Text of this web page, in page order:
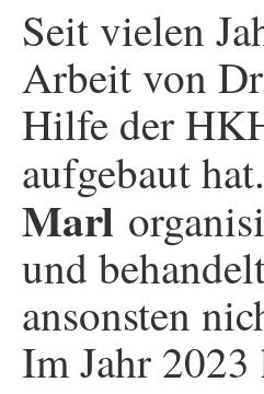
Seit vielen
Arbeit von
Hilfe der
aufgebaut
Marl
und
ansonsten
Im Jahr